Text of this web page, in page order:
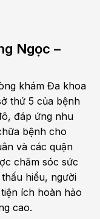
Ngọc –
khám Đa khoa
thứ 5 của bệnh
đáp ứng nhu
bệnh cho
và các quận
chăm sóc sức
hiểu, người
ích hoàn hảo
cao.